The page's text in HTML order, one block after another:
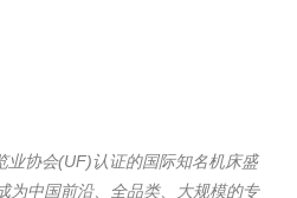
业协会(UF)认证的国际知名机床盛
为中国前沿、全品类、大规模的专